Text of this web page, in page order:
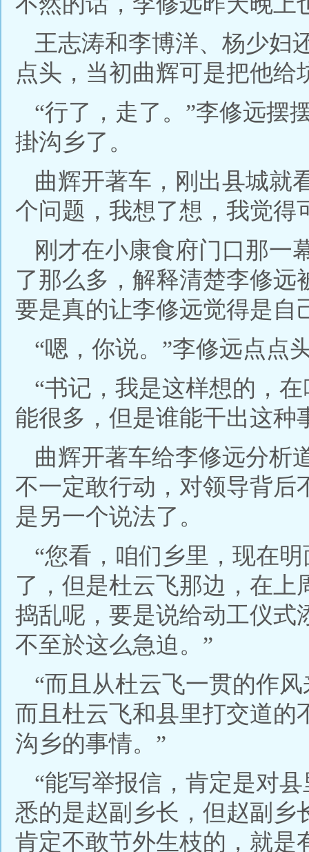
王志涛和李博洋、杨少妇
点头，当初曲辉可是把他给
“行了，走了。”李修远摆
掛沟乡了。
曲辉开著车，刚出县城就
个问题，我想了想，我觉得
刚才在小康食府门口那一
了那么多，解释清楚李修
要是真的让李修远觉得是自
“嗯，你说。”李修远点点
“书记，我是这样想的，
能很多，但是谁能干出这种
曲辉开著车给李修远分析
不一定敢行动，对领导背后
是另一个说法了。
“您看，咱们乡里，现在
了，但是杜云飞那边，在
捣乱呢，要是说给动工仪式
不至於这么急迫。”
“而且从杜云飞一贯的作
而且杜云飞和县里打交道的
沟乡的事情。”
“能写举报信，肯定是对
悉的是赵副乡长，但赵副乡
肯定不敢节外生枝的，就是